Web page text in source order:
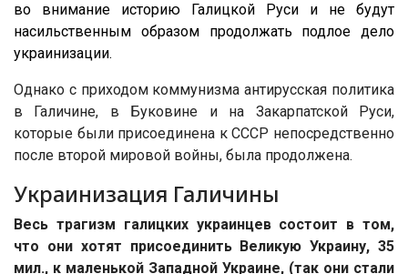
во внимание историю Галицкой Руси и не будут
насильственным образом продолжать подлое дело
украинизации.
Однако с приходом коммунизма антирусская политика
в Галичине, в Буковине и на Закарпатской Руси,
которые были присоединена к СССР непосредственно
после второй мировой войны, была продолжена.
Украинизация Галичины
Весь трагизм галицких украинцев состоит в том,
что они хотят присоединить Великую Украину, 35
мил., к маленькой Западной Украине, (так они стали